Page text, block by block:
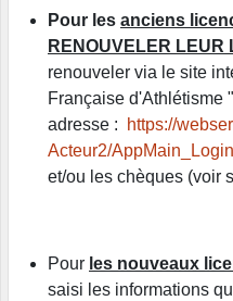
Pour les anciens
RENOUVELER LEUR
renouveler via le site
Française d'Athlétisme
adresse :
https://
Acteur2/
et/ou les chèques (voir
Pour les nouveaux
saisi les informations